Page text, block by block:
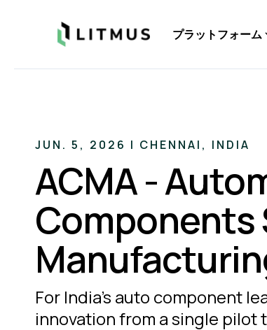
Litmus プラットフォーム
JUN. 5, 2026 | CHENNAI, INDIA
ACMA -
Components
For India's auto component
innovation from a single